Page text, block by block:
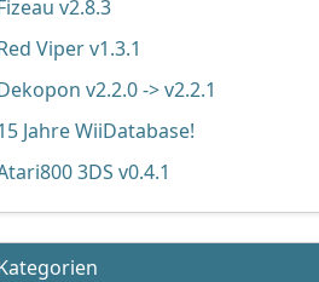
v2.8.3
Viper v1.3.1
v2.2.0 -> v2.2.1
Jahre WiiDatabase!
3DS v0.4.1